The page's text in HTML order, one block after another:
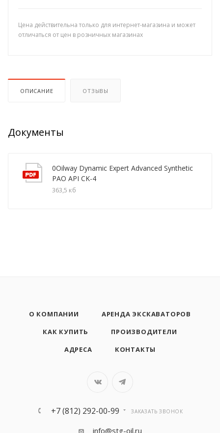
Цена действительна только для интернет-магазина и может
отличаться от цен в розничных магазинах
ОПИСАНИЕ ОТЗЫВЫ
Документы
0Oilway Dynamic Expert Advanced Synthetic
PAO API CK-4
363,5 кб
О КОМПАНИИ
АРЕНДА ЭКСКАВАТОРОВ
КАК КУПИТЬ
ПРОИЗВОДИТЕЛИ
АДРЕСА
КОНТАКТЫ
+7 (812) 292-00-99 ЗАКАЗАТЬ ЗВОНОК
info@stg-oil.ru